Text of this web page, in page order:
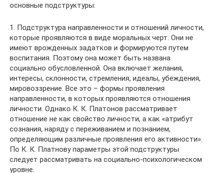
основные подструктуры:
1. Подструктура направленности и отношений личности,
которые проявляются в виде моральных черт. Они не
имеют врожденных задатков и формируются путем
воспитания. Поэтому она может быть названа
социально обусловленной. Она включает желания,
интересы, склонности, стремления, идеалы, убеждения,
мировоззрение. Все это – формы проявления
направленности, в которых проявляются отношения
личности. Однако К. К. Платонов рассматривает
отношение не как свойство личности, а как «атрибут
сознания, наряду с переживанием и познанием,
определяющим различные проявления его активности».
По К. К. Платнову параметры этой подструктуры
следует рассматривать на социально-психологическом
уровне.